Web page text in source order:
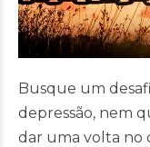
Busque um
depressão, nem
dar uma volta no